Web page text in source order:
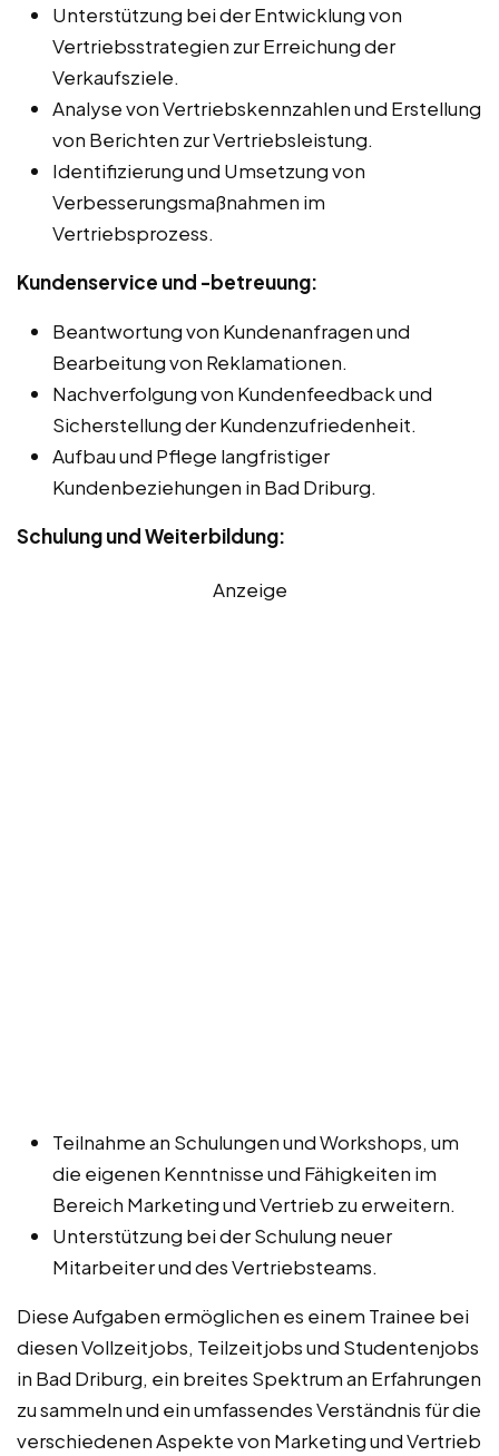
Unterstützung bei der Entwicklung von
Vertriebsstrategien zur Erreichung der
Verkaufsziele.
Analyse von Vertriebskennzahlen und Erstellung
von Berichten zur Vertriebsleistung.
Identifizierung und Umsetzung von
Verbesserungsmaßnahmen im
Vertriebsprozess.
Kundenservice und -betreuung:
Beantwortung von Kundenanfragen und
Bearbeitung von Reklamationen.
Nachverfolgung von Kundenfeedback und
Sicherstellung der Kundenzufriedenheit.
Aufbau und Pflege langfristiger
Kundenbeziehungen in Bad Driburg.
Schulung und Weiterbildung:
Anzeige
Teilnahme an Schulungen und Workshops, um
die eigenen Kenntnisse und Fähigkeiten im
Bereich Marketing und Vertrieb zu erweitern.
Unterstützung bei der Schulung neuer
Mitarbeiter und des Vertriebsteams.
Diese Aufgaben ermöglichen es einem Trainee bei
diesen Vollzeitjobs, Teilzeitjobs und Studentenjobs
in Bad Driburg, ein breites Spektrum an Erfahrungen
zu sammeln und ein umfassendes Verständnis für die
verschiedenen Aspekte von Marketing und Vertrieb